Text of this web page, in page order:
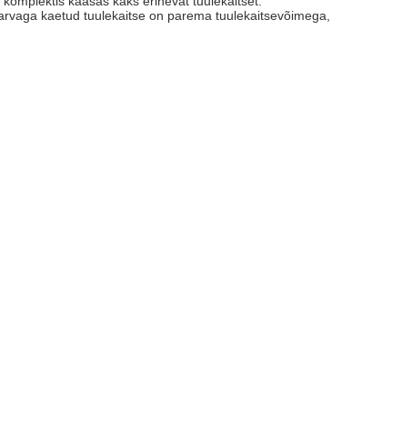
kaetud tuulekaitse on parema tuulekaitsevõimega,